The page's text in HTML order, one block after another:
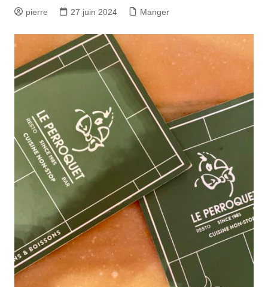
pierre 27 juin 2024 Manger